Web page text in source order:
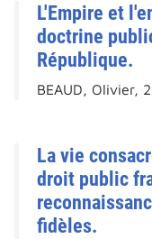
L'Empire et
doctrine
République.
BEAUD, Olivier,
La vie
droit public
fidèles.